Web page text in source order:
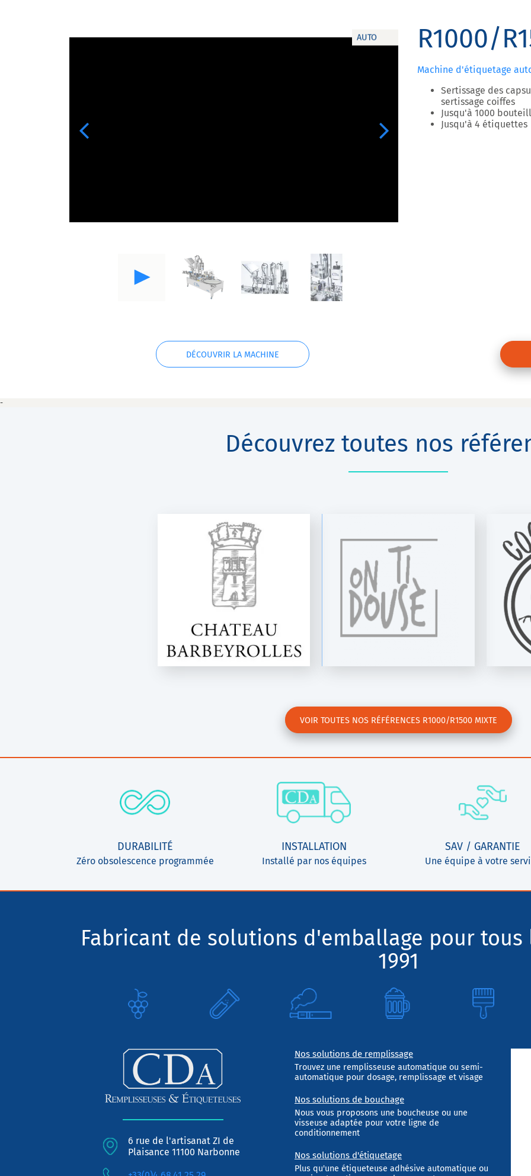
AUTO
Previous Next
R1000/
Machine d'étiquetage
Sertissage des
sertissage coiffes
Jusqu'à 1000
Jusqu'à 4 étiquettes
DÉCOUVRIR LA MACHINE
-
Découvrez toutes nos
ON TI DOUSÉ, RHUMS &
SPIRITUEUX
K-Net
COQ Ô RICO
K-Net Auto
VOIR TOUTES NOS RÉFÉRENCES R1000/R1500 MIXTE
DURABILITÉ
Zéro obsolescence programmée
INSTALLATION
Installé par nos équipes
SAV / GARANTIE
Une équipe à votre
Fabricant de solutions d'emballage pour tous
1991
6 rue de l'artisanat ZI de
Plaisance 11100 Narbonne
Nos solutions de remplissage
Trouvez une remplisseuse automatique ou semi-
automatique pour dosage, remplissage et visage
Nos solutions de bouchage
Nous vous proposons une boucheuse ou une
visseuse adaptée pour votre ligne de
conditionnement
Nos solutions d'étiquetage
Plus qu'une étiqueteuse adhésive automatique ou